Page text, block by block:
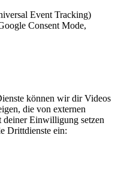
Event Tracking)
Consent Mode,
können wir dir Videos
die von externen
Einwilligung setzen
Drittdienste ein: